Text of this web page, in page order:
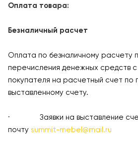
Оплата товара:
Безналичный расчет
Оплата по безналичному расчету
перечисления денежных средств
покупателя на расчетный счет по
выставленному счету.
· Заявки на выставление
почту summit-mebel@mail.ru